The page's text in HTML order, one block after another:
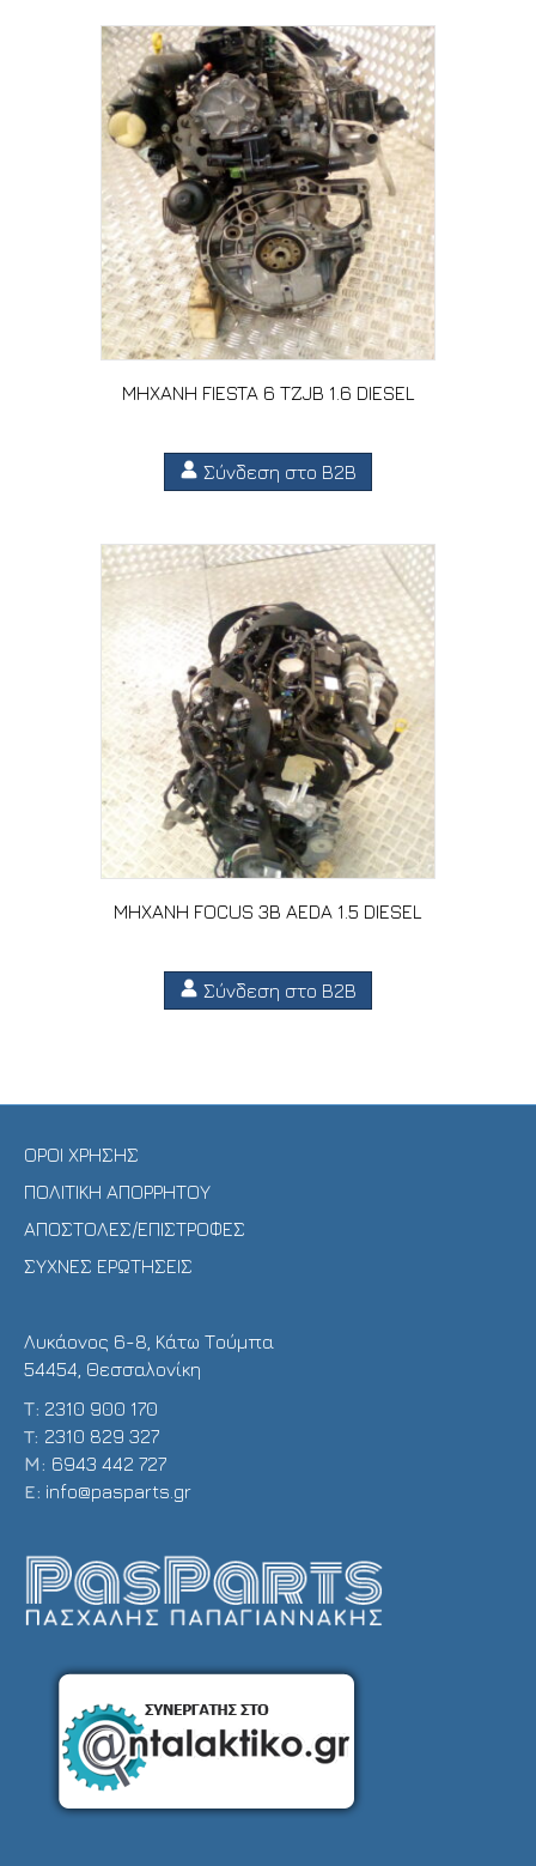
ΜΗΧΑΝΗ FIESTA 6 TZJB 1.6 DIESEL
Σύνδεση στο B2B
ΜΗΧΑΝΗ FOCUS 3B AEDA 1.5 DIESEL
Σύνδεση στο B2B
ΟΡΟΙ ΧΡΗΣΗΣ
ΠΟΛΙΤΙΚΗ ΑΠΟΡΡΗΤΟΥ
ΑΠΟΣΤΟΛΕΣ/ΕΠΙΣΤΡΟΦΕΣ
ΣΥΧΝΕΣ ΕΡΩΤΗΣΕΙΣ
Λυκάονος 6-8, Κάτω Τούμπα
54454, Θεσσαλονίκη
Τ: 2310 900 170
T: 2310 829 327
Μ: 6943 442 727
E: info@pasparts.gr